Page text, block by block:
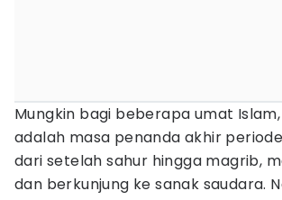
Mungkin bagi beberapa umat
adalah masa penanda akhir
dari setelah sahur hingga magrib,
dan berkunjung ke sanak saudara.